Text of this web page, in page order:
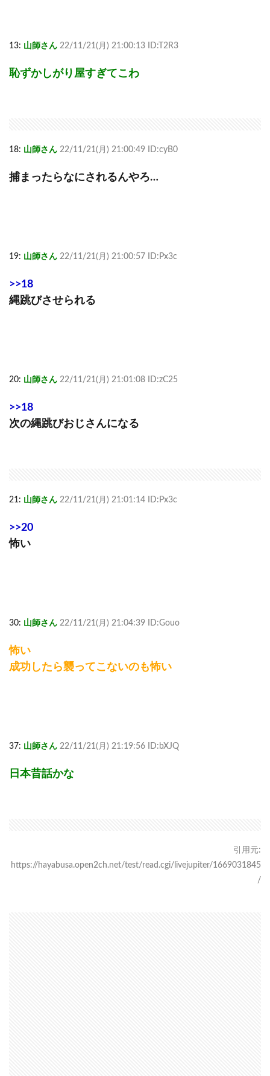
13: 山師さん 22/11/21(月) 21:00:13 ID:T2R3
恥ずかしがり屋すぎてこわ
18: 山師さん 22/11/21(月) 21:00:49 ID:cyB0
捕まったらなにされるんやろ…
19: 山師さん 22/11/21(月) 21:00:57 ID:Px3c
>>18
縄跳びさせられる
20: 山師さん 22/11/21(月) 21:01:08 ID:zC25
>>18
次の縄跳びおじさんになる
21: 山師さん 22/11/21(月) 21:01:14 ID:Px3c
>>20
怖い
30: 山師さん 22/11/21(月) 21:04:39 ID:Gouo
怖い
成功したら襲ってこないのも怖い
37: 山師さん 22/11/21(月) 21:19:56 ID:bXJQ
日本昔話かな
引用元:
https://hayabusa.open2ch.net/test/read.cgi/livejupiter/1669031845
/